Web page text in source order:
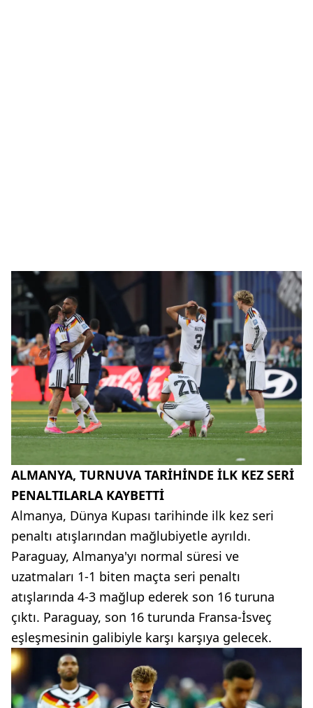
ALMANYA, TURNUVA TARİHİNDE İLK KEZ SERİ
PENALTILARLA KAYBETTİ
Almanya, Dünya Kupası tarihinde ilk kez seri
penaltı atışlarından mağlubiyetle ayrıldı.
Paraguay, Almanya'yı normal süresi ve
uzatmaları 1-1 biten maçta seri penaltı
atışlarında 4-3 mağlup ederek son 16 turuna
çıktı. Paraguay, son 16 turunda Fransa-İsveç
eşleşmesinin galibiyle karşı karşıya gelecek.